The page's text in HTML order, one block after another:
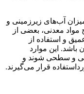
آب‌های زیرزمینی و
مواد معدنی، بعضی از
و استفاده از
این موارد
و سطحی شوند و
قرار می‌گیرند.